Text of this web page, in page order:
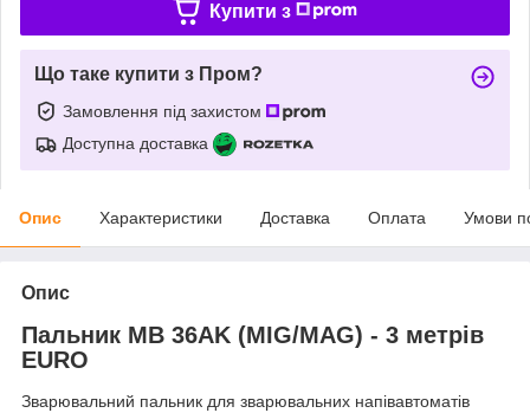
Купити з
Що таке купити з Пром?
Замовлення під захистом
Доступна доставка
Опис Характеристики Доставка Оплата Умови
Опис
Пальник MB 36AK (MIG/MAG) - 3 метрів
EURO
Зварювальний пальник для зварювальних напівавтоматів